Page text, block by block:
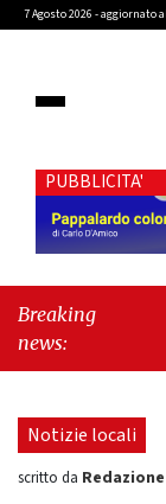
7 Agosto 2026 - aggiornato
PUBBLICITA'
Breaking
news:
alla
Notizie locali
scritto da